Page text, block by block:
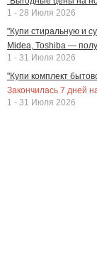
1 - 28 Июля 2026
"Купи стиральную и
Midea, Toshiba —
1 - 31 Июля 2026
"Купи комплект
Закончилась 7 дней
1 - 31 Июля 2026